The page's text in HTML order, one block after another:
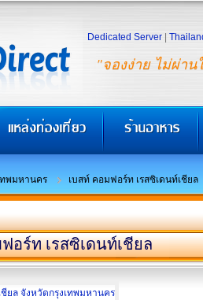
"จองง่าย ไม่ผ่าน
Dedicated Server
ทพมหานคร เบสท์ คอมฟอร์ท เรสซิเดนท์เชียล
อร์ท เรสซิเดนท์เชียล